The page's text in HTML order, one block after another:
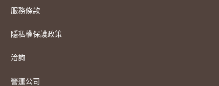
服務條款
隱私權保護政策
洽詢
營運公司